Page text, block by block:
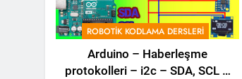
ROBOTIK KODLAMA DERSLERI
Arduino – Haberleşme
protokolleri – i2c – SDA, SCL –